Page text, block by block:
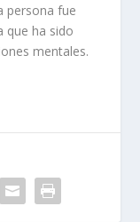
persona fue
que ha sido
mentales.